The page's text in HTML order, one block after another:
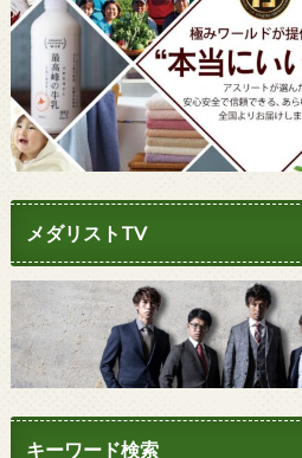
メダリストTV
キーワード検索